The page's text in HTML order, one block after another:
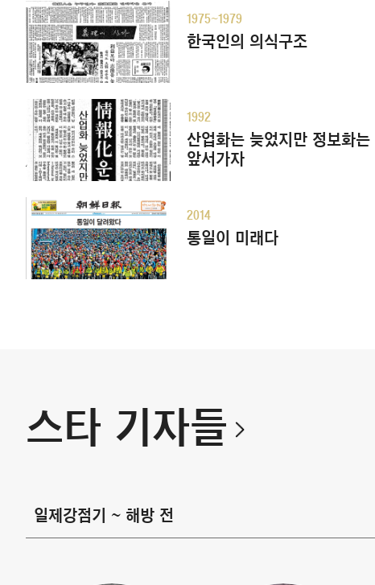
1975~1979
한국인의 의식구조
1992
산업화는 늦었지만 정보화는
앞서가자
2014
통일이 미래다
스타 기자들
일제강점기 ~ 해방 전